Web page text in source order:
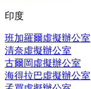
印度
班加羅爾虛擬辦公室
清奈虛擬辦公室
古爾岡虛擬辦公室
海得拉巴虛擬辦公室